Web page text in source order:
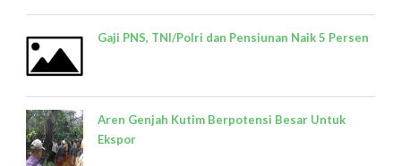
Gaji PNS, TNI/Polri dan Pensiunan Naik 5 Persen
Aren Genjah Kutim Berpotensi Besar Untuk
Ekspor